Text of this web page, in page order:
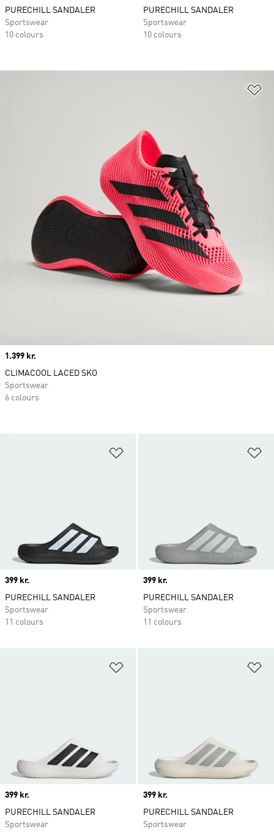
PURECHILL SANDALER
Sportswear
10 colours
PURECHILL SANDALER
Sportswear
10 colours
Price
399 kr.
PURECHILL SANDALER
Sportswear
11 colours
Price
399 kr.
PURECHILL SANDALER
Sportswear
11 colours
Price
399 kr.
PURECHILL SANDALER
Sportswear
Price
399 kr.
PURECHILL SANDALER
Sportswear
Price
1.399 kr.
CLIMACOOL LACED SKO
Sportswear
6 colours